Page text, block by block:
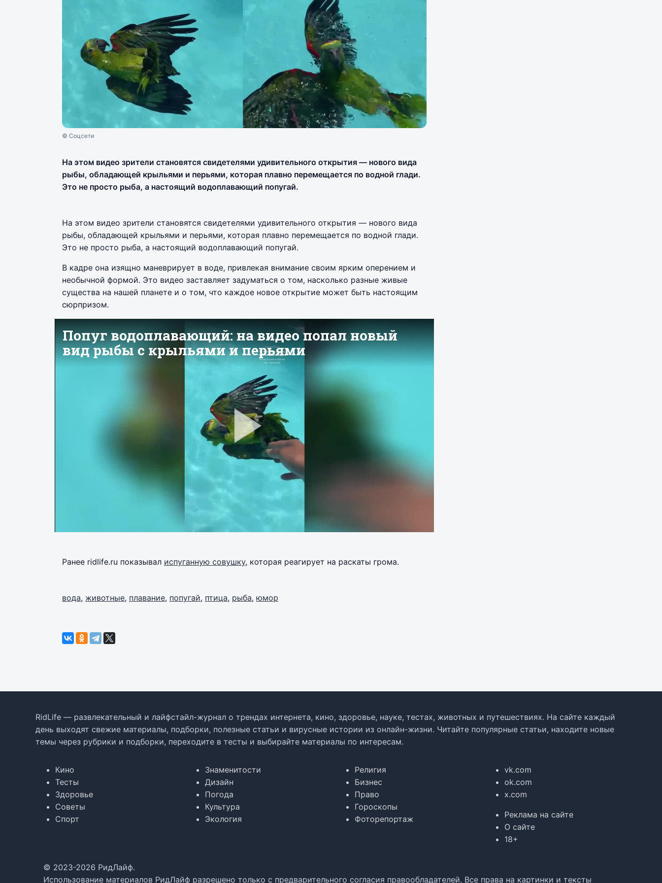
© Соцсети
На этом видео зрители становятся свидетелями удивительного открытия — нового вида
рыбы, обладающей крыльями и перьями, которая плавно перемещается по водной глади.
Это не просто рыба, а настоящий водоплавающий попугай.
На этом видео зрители становятся свидетелями удивительного открытия — нового вида
рыбы, обладающей крыльями и перьями, которая плавно перемещается по водной глади.
Это не просто рыба, а настоящий водоплавающий попугай.
В кадре она изящно маневрирует в воде, привлекая внимание своим ярким оперением и
необычной формой. Это видео заставляет задуматься о том, насколько разные живые
существа на нашей планете и о том, что каждое новое открытие может быть настоящим
сюрпризом.
Ранее ridlife.ru показывал испуганную совушку, которая реагирует на раскаты грома.
вода, животные, плавание, попугай, птица, рыба, юмор
RidLife — развлекательный и лайфстайл-журнал о трендах интернета, кино, здоровье, науке, тестах, животных и путешествиях. На сайте каждый
день выходят свежие материалы, подборки, полезные статьи и вирусные истории из онлайн-жизни. Читайте популярные статьи, находите новые
темы через рубрики и подборки, переходите в тесты и выбирайте материалы по интересам.
Кино
Тесты
Здоровье
Советы
Спорт
Знаменитости
Дизайн
Погода
Культура
Экология
Религия
Бизнес
Право
Гороскопы
Фоторепортаж
vk.com
ok.com
x.com
Реклама на сайте
О сайте
18+
© 2023-2026 РидЛайф.
Использование материалов РидЛайф разрешено только с предварительного согласия правообладателей. Все права на картинки и тексты